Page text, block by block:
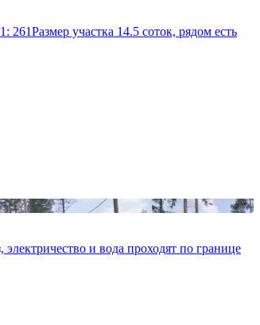
участка 14.5 соток, рядом есть
и вода проходят по границе